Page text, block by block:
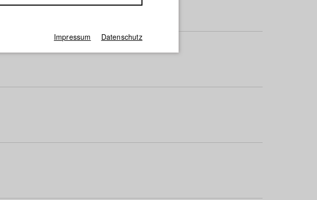
w x y z Alle
Impressum Datenschutz